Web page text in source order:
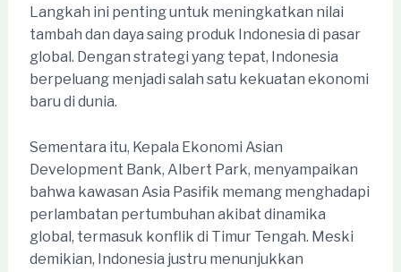
Langkah ini penting untuk meningkatkan nilai
tambah dan daya saing produk Indonesia di pasar
global. Dengan strategi yang tepat, Indonesia
berpeluang menjadi salah satu kekuatan ekonomi
baru di dunia.
Sementara itu, Kepala Ekonomi Asian
Development Bank, Albert Park, menyampaikan
bahwa kawasan Asia Pasifik memang menghadapi
perlambatan pertumbuhan akibat dinamika
global, termasuk konflik di Timur Tengah. Meski
demikian, Indonesia justru menunjukkan